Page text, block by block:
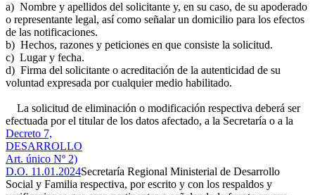
a) Nombre y apellidos del solicitante y, en su caso, de su apoderado
o representante legal, así como señalar un domicilio para los efectos
de las notificaciones.
b) Hechos, razones y peticiones en que consiste la solicitud.
c) Lugar y fecha.
d) Firma del solicitante o acreditación de la autenticidad de su
voluntad expresada por cualquier medio habilitado.
La solicitud de eliminación o modificación respectiva deberá ser
efectuada por el titular de los datos afectado, a la Secretaría o a la
Decreto 7,
DESARROLLO
Art. único Nº 2)
D.O. 11.01.2024Secretaría Regional Ministerial de Desarrollo
Social y Familia respectiva, por escrito y con los respaldos y